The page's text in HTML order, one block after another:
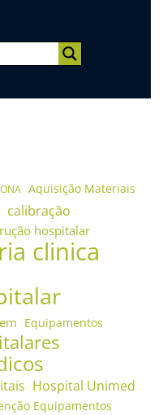
Aquisição Materiais
calibração
hospitalar
clinica
Equipamentos
Hospital Unimed
Equipamentos